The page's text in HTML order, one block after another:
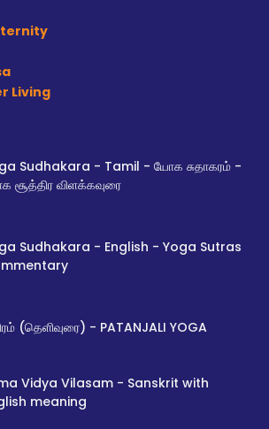
Living
Sudhakara - Tamil - யோக சுதாகரம் -
சூத்திர விளக்கவுரை
Sudhakara - English - Yoga Sutras
(தெளிவுரை) - PATANJALI YOGA
Vidya Vilasam - Sanskrit with
meaning